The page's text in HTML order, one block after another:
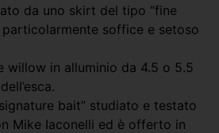
da uno skirt del tipo “fine
particolarmente soffice e setoso
willow in alluminio da 4.5 o 5.5
bait” studiato e testato
Mike Iaconelli ed è offerto in